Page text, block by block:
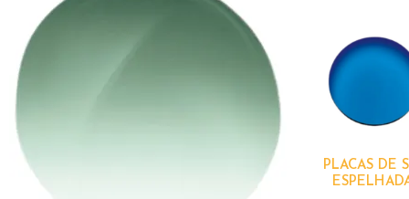
PLACAS DE